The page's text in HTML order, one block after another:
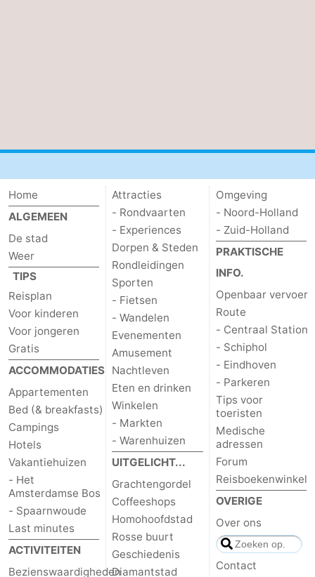
Home
ALGEMEEN
De stad
Weer
TIPS
Reisplan
Voor kinderen
Voor jongeren
Gratis
ACCOMMODATIES
Appartementen
Bed (& breakfasts)
Campings
Hotels
Vakantiehuizen
- Het
Amsterdamse Bos
- Spaarnwoude
Last minutes
ACTIVITEITEN
Bezienswaardigheden
Attracties
- Rondvaarten
- Experiences
Dorpen & Steden
Rondleidingen
Sporten
- Fietsen
- Wandelen
Evenementen
Amusement
Nachtleven
Eten en drinken
Winkelen
- Markten
- Warenhuizen
UITGELICHT...
Grachtengordel
Coffeeshops
Homohoofdstad
Rosse buurt
Geschiedenis
Diamantstad
Omgeving
- Noord-Holland
- Zuid-Holland
PRAKTISCHE
INFO.
Openbaar vervoer
Route
- Centraal Station
- Schiphol
- Eindhoven
- Parkeren
Tips voor
toeristen
Medische
adressen
Forum
Reisboekenwinkel
OVERIGE
Over ons
Contact